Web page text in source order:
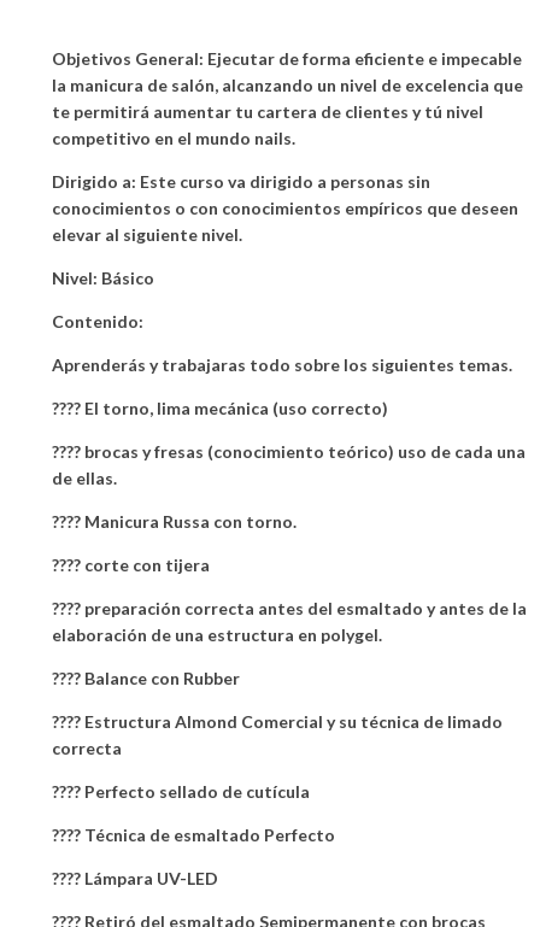
Objetivos General: Ejecutar de forma eficiente e impecable
la manicura de salón, alcanzando un nivel de excelencia que
te permitirá aumentar tu cartera de clientes y tú nivel
competitivo en el mundo nails.
Dirigido a: Este curso va dirigido a personas sin
conocimientos o con conocimientos empíricos que deseen
elevar al siguiente nivel.
Nivel: Básico
Contenido:
Aprenderás y trabajaras todo sobre los siguientes temas.
???? El torno, lima mecánica (uso correcto)
???? brocas y fresas (conocimiento teórico) uso de cada una
de ellas.
???? Manicura Russa con torno.
???? corte con tijera
???? preparación correcta antes del esmaltado y antes de la
elaboración de una estructura en polygel.
???? Balance con Rubber
???? Estructura Almond Comercial y su técnica de limado
correcta
???? Perfecto sellado de cutícula
???? Técnica de esmaltado Perfecto
???? Lámpara UV-LED
???? Retiró del esmaltado Semipermanente con brocas